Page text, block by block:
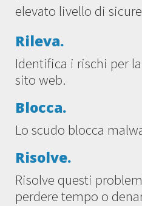
elevato livello di
Rileva.
Identifica i rischi per
sito web.
Blocca.
Lo scudo blocca
Risolve.
Risolve questi
perdere tempo o